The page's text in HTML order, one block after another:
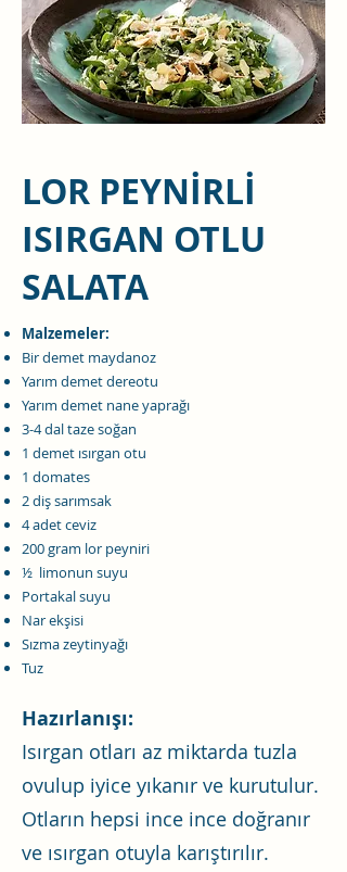
LOR PEYNİRLİ
ISIRGAN OTLU
SALATA
Malzemeler:
Bir demet maydanoz
Yarım demet dereotu
Yarım demet nane yaprağı
3-4 dal taze soğan
1 demet ısırgan otu
1 domates
2 diş sarımsak
4 adet ceviz
200 gram lor peyniri
½ limonun suyu
Portakal suyu
Nar ekşisi
Sızma zeytinyağı
Tuz
Hazırlanışı:
Isırgan otları az miktarda tuzla
ovulup iyice yıkanır ve kurutulur.
Otların hepsi ince ince doğranır
ve ısırgan otuyla karıştırılır.